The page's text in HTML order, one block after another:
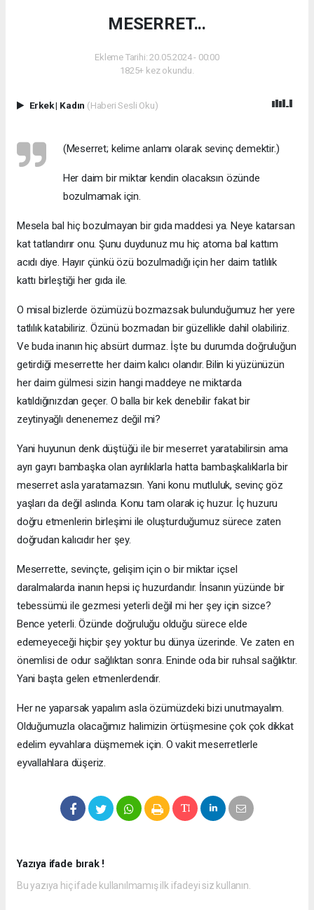
MESERRET...
Ekleme Tarihi: 20.05.2024 - 00:00
1825+ kez okundu.
Erkek| Kadın (Haberi Sesli Oku)
(Meserret; kelime anlamı olarak sevinç demektir.)
Her daim bir miktar kendin olacaksın özünde
bozulmamak için.
Mesela bal hiç bozulmayan bir gıda maddesi ya. Neye katarsan
kat tatlandırır onu. Şunu duydunuz mu hiç atoma bal kattım
acıdı diye. Hayır çünkü özü bozulmadığı için her daim tatlılık
kattı birleştiği her gıda ile.
O misal bizlerde özümüzü bozmazsak bulunduğumuz her yere
tatlılık katabiliriz. Özünü bozmadan bir güzellikle dahil olabiliriz.
Ve buda inanın hiç absürt durmaz. İşte bu durumda doğruluğun
getirdiği meserrette her daim kalıcı olandır. Bilin ki yüzünüzün
her daim gülmesi sizin hangi maddeye ne miktarda
katıldığınızdan geçer. O balla bir kek denebilir fakat bir
zeytinyağlı denenemez değil mi?
Yani huyunun denk düştüğü ile bir meserret yaratabilirsin ama
ayrı gayrı bambaşka olan ayrılıklarla hatta bambaşkalıklarla bir
meserret asla yaratamazsın. Yani konu mutluluk, sevinç göz
yaşları da değil aslında. Konu tam olarak iç huzur. İç huzuru
doğru etmenlerin birleşimi ile oluşturduğumuz sürece zaten
doğrudan kalıcıdır her şey.
Meserrette, sevinçte, gelişim için o bir miktar içsel
daralmalarda inanın hepsi iç huzurdandır. İnsanın yüzünde bir
tebessümü ile gezmesi yeterli değil mi her şey için sizce?
Bence yeterli. Özünde doğruluğu olduğu sürece elde
edemeyeceği hiçbir şey yoktur bu dünya üzerinde. Ve zaten en
önemlisi de odur sağlıktan sonra. Eninde oda bir ruhsal sağlıktır.
Yani başta gelen etmenlerdendir.
Her ne yaparsak yapalım asla özümüzdeki bizi unutmayalım.
Olduğumuzla olacağımız halimizin örtüşmesine çok çok dikkat
edelim eyvahlara düşmemek için. O vakit meserretlerle
eyvallahlara düşeriz.
Yazıya ifade bırak !
Bu yazıya hiç ifade kullanılmamış ilk ifadeyi siz kullanın.